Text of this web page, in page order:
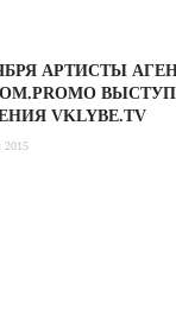
АРТИСТЫ
VKLYBE.TV
2015